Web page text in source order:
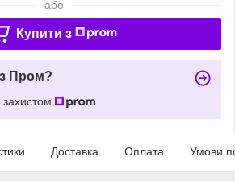
або
Купити з
Пром?
Доставка Оплата Умови